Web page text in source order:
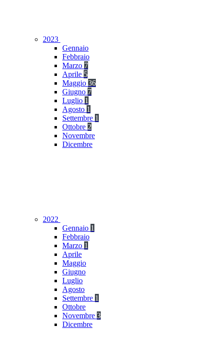
2023
Gennaio
Febbraio
Marzo 7
Aprile 5
Maggio 36
Giugno 7
Luglio 1
Agosto 1
Settembre 1
Ottobre 2
Novembre
Dicembre
2022
Gennaio 1
Febbraio
Marzo 1
Aprile
Maggio
Giugno
Luglio
Agosto
Settembre 1
Ottobre
Novembre 3
Dicembre